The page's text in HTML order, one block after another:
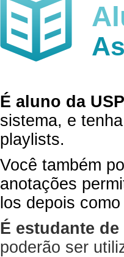
É aluno da
sistema, e
playlists.
Você também
anotações
los depois
É estudante
poderão ser